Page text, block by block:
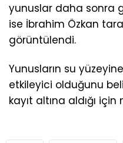
yunuslar daha sonra
ise İbrahim Özkan
görüntülendi.
Yunusların su
etkileyici olduğunu
kayıt altına aldığı